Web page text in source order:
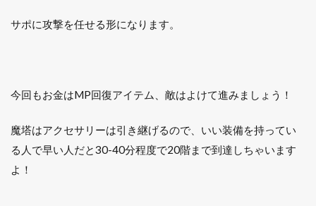
サポに攻撃を任せる形になります。
今回もお金はMP回復アイテム、敵はよけて進みましょう！
魔塔はアクセサリーは引き継げるので、いい装備を持ってい
る人で早い人だと30-40分程度で20階まで到達しちゃいます
よ！